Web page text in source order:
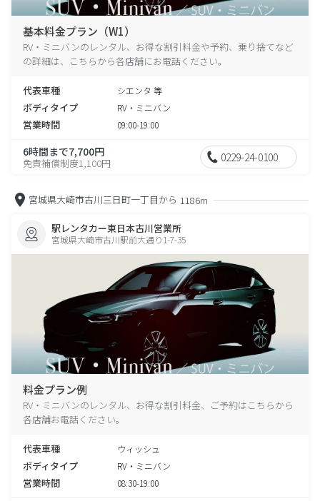
基本料金プラン（W1）
RV・ミニバンのレンタル、お得な割引料金や予約、乗り捨てなど
の詳細は、こちらから各店舗にお電話ください。
代表車種 シエンタ 等
ボディタイプ RV・ミニバン
営業時間 09:00-19:00
6時間まで7,700円
免責補償制度1,100円 0229-24-0100
宮城県大崎市古川三日町一丁目から 1186m
駅レンタカー東日本古川営業所
宮城県大崎市古川駅前大通り1-7-35
料金プラン例
RV・ミニバンのレンタル、お得な割引料金、ご予約はこちらから
各店舗お電話ください。
代表車種 ウィッシュ
ボディタイプ RV・ミニバン
営業時間 08:30-19:00